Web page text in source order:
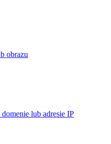
obrazu
lub adresie IP